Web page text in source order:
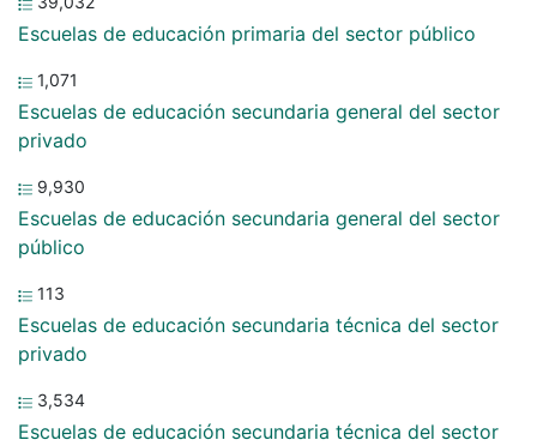
Escuelas de educación primaria del sector público
1,071
Escuelas de educación secundaria general del sector
privado
9,930
Escuelas de educación secundaria general del sector
público
113
Escuelas de educación secundaria técnica del sector
privado
3,534
Escuelas de educación secundaria técnica del sector